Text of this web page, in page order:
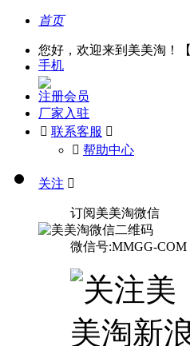
首页
您好，欢迎来到美美淘！【
手机
注册会员
厂家入驻
 联系客服 
󰅃 帮助中心
关注 
订阅美美淘微信
微信号:MMGG-COM